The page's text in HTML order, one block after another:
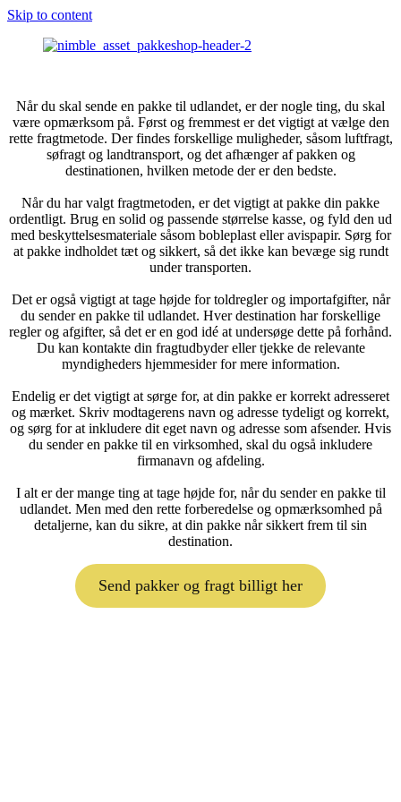
Skip to content
Når du skal sende en pakke til udlandet, er der nogle ting, du skal
være opmærksom på. Først og fremmest er det vigtigt at vælge den
rette fragtmetode. Der findes forskellige muligheder, såsom luftfragt,
søfragt og landtransport, og det afhænger af pakken og
destinationen, hvilken metode der er den bedste.
Når du har valgt fragtmetoden, er det vigtigt at pakke din pakke
ordentligt. Brug en solid og passende størrelse kasse, og fyld den ud
med beskyttelsesmateriale såsom bobleplast eller avispapir. Sørg for
at pakke indholdet tæt og sikkert, så det ikke kan bevæge sig rundt
under transporten.
Det er også vigtigt at tage højde for toldregler og importafgifter, når
du sender en pakke til udlandet. Hver destination har forskellige
regler og afgifter, så det er en god idé at undersøge dette på forhånd.
Du kan kontakte din fragtudbyder eller tjekke de relevante
myndigheders hjemmesider for mere information.
Endelig er det vigtigt at sørge for, at din pakke er korrekt adresseret
og mærket. Skriv modtagerens navn og adresse tydeligt og korrekt,
og sørg for at inkludere dit eget navn og adresse som afsender. Hvis
du sender en pakke til en virksomhed, skal du også inkludere
firmanavn og afdeling.
I alt er der mange ting at tage højde for, når du sender en pakke til
udlandet. Men med den rette forberedelse og opmærksomhed på
detaljerne, kan du sikre, at din pakke når sikkert frem til sin
destination.
Send pakker og fragt billigt her